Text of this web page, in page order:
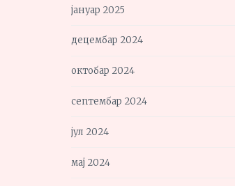
јануар 2025
децембар 2024
октобар 2024
септембар 2024
јул 2024
мај 2024